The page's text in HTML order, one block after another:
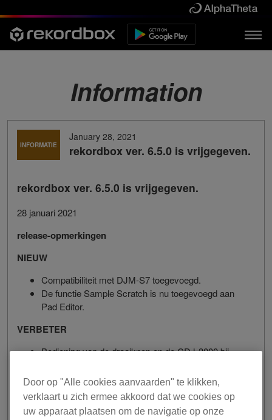
Information
INFORMATIE
January 28, 2021
rekordbox ver. 6.5.0 is vrijgegeven.
rekordbox ver. 6.5.0 is vrijgegeven.
28 januari 2021
release-opmerkingen
NIEUW
Compatibiliteit met DJM-S7 toegevoegd.
De functie Sample Scratch is nu toegevoegd aan
Pad Editor.
VERBETER
Bediening van de draaiknop op de CDJ-3000 bij
De geluidskwaliteit wanneer een muziekstuk met
een hoog geluidsniveau wordt bewerkt in de Edit-
modus en wordt weergegeven als audiobestand.
Door op "Alle cookies aanvaarden" te klikken,
verklaart u zich ermee akkoord dat we cookies op
uw apparaat plaatsen om de navigatie op onze